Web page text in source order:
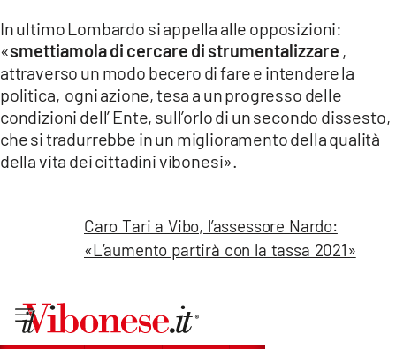
In ultimo Lombardo si appella alle opposizioni:
«smettiamola di cercare di strumentalizzare ,
attraverso un modo becero di fare e intendere la
politica, ogni azione, tesa a un progresso delle
condizioni dell’ Ente, sull’orlo di un secondo dissesto,
che si tradurrebbe in un miglioramento della qualità
della vita dei cittadini vibonesi».
Caro Tari a Vibo, l’assessore Nardo:
«L’aumento partirà con la tassa 2021»